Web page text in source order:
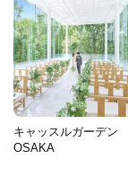
キャッスルガーデン
OSAKA